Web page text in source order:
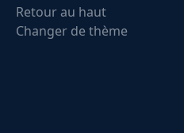
Retour au haut
Changer de thème